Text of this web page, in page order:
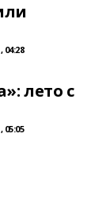
04:28
лето с
05:05